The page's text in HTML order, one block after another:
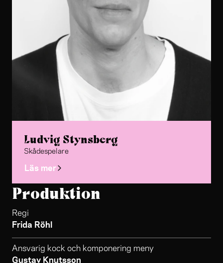
Ludvig Stynsberg
Skådespelare
Läs mer
Produktion
Regi
Frida Röhl
Ansvarig kock och komponering meny
Gustav Knutsson